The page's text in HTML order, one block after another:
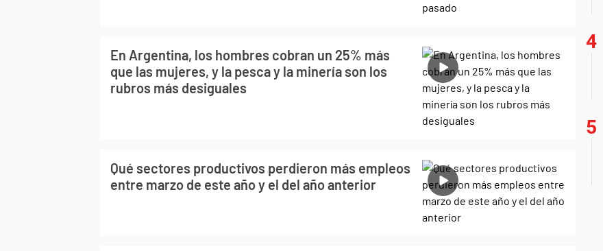
En Argentina, los hombres cobran un 25% más
que las mujeres, y la pesca y la minería son los
rubros más desiguales
Qué sectores productivos perdieron más empleos
entre marzo de este año y el del año anterior